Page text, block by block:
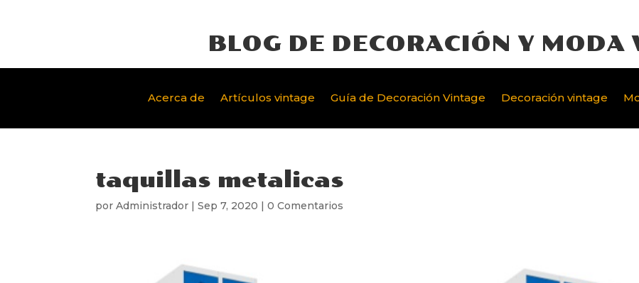
BLOG DE DECORACIÓN Y MODA
Acerca de Artículos vintage Guía de Decoración Vintage Decoración vintage
taquillas metalicas
porAdministrador |Sep 7, 2020 |0 Comentarios